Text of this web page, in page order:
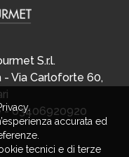
S.r.l.
Via Carloforte 60,
- 03406920920
accurata ed
tecnici e di terze